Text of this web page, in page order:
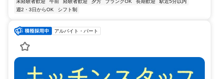
週2・3日からOK
シフト制
アルバイト・パート